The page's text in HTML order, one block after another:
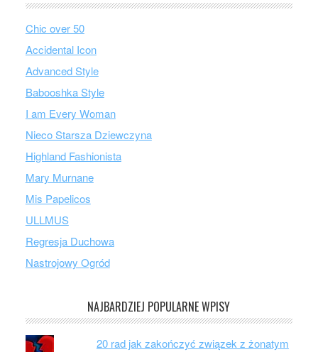
Chic over 50
Accidental Icon
Advanced Style
Babooshka Style
I am Every Woman
Nieco Starsza Dziewczyna
Highland Fashionista
Mary Murnane
Mis Papelicos
ULLMUS
Regresja Duchowa
Nastrojowy Ogród
NAJBARDZIEJ POPULARNE WPISY
20 rad jak zakończyć związek z żonatym